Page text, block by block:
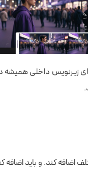
های زیرنویس داخلی